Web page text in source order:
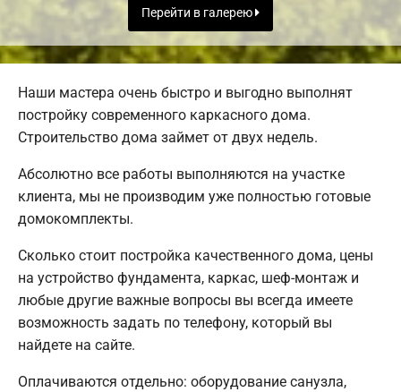
Перейти в галерею
Наши мастера очень быстро и выгодно выполнят
постройку современного каркасного дома.
Строительство дома займет от двух недель.
Абсолютно все работы выполняются на участке
клиента, мы не производим уже полностью готовые
домокомплекты.
Сколько стоит постройка качественного дома, цены
на устройство фундамента, каркас, шеф-монтаж и
любые другие важные вопросы вы всегда имеете
возможность задать по телефону, который вы
найдете на сайте.
Оплачиваются отдельно: оборудование санузла,